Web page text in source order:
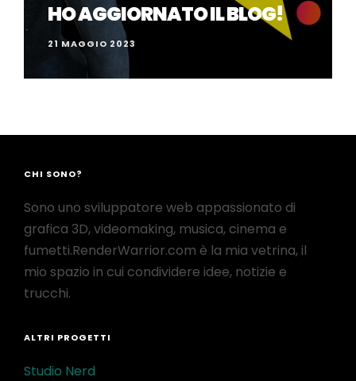
HO AGGIORNATO IL BLOG!
21 MAGGIO 2023
CHI SONO?
Sono uno sviluppatore web appassionato di
grafica 3D, videomaking, musica, cinema e
fumetti.RenderWarrior.com è la mia vetrina, il
mio spazio in cui condividere idee, notizie e
trucchi.
ALTRI PROGETTI
Studio Nerd